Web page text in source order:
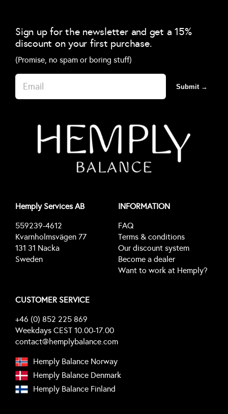
Sign up for the newsletter and get a 15%
discount on your first purchase.
(Promise, no spam or boring stuff)
Submit →
Hemply Services AB
559239-4612
Kvarnholmsvägen 77
131 31 Nacka
Sweden
INFORMATION
FAQ
Terms & conditions
Our discount system
Become a dealer
Want to work at Hemply?
CUSTOMER SERVICE
+46 (0) 852 225 869
Weekdays CEST 10.00-17.00
contact@hemplybalance.com
Hemply Balance Norway
Hemply Balance Denmark
Hemply Balance Finland